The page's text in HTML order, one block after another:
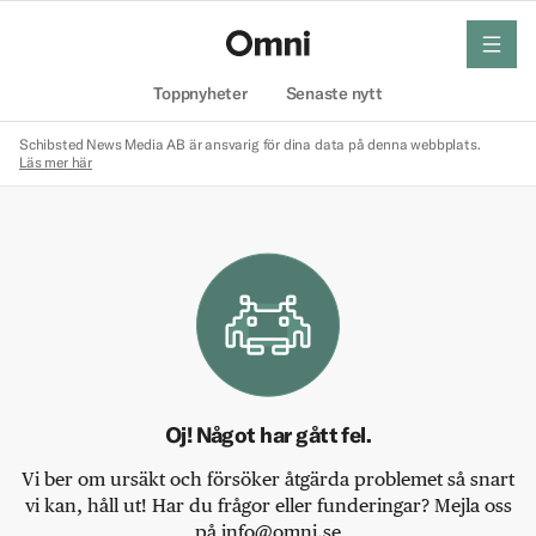
Toppnyheter Senaste nytt
meny
Schibsted News Media AB är ansvarig för dina data på denna webbplats.
Läs mer här
Oj! Något har gått fel.
Vi ber om ursäkt och försöker åtgärda problemet så snart
vi kan, håll ut! Har du frågor eller funderingar? Mejla oss